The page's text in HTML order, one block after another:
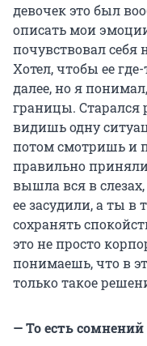
девочек это был
описать мои
почувствовал себя
Хотел, чтобы ее
далее, но я
границы.
видишь одну
потом смотришь и
правильно
вышла вся в
ее засудили, а ты в
сохранять
это не просто
понимаешь, что в
только такое
— То есть